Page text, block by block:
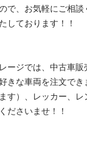
で、お気軽にご相
しております！！
ージでは、中古車
きな車両を注文で
す）、レッカー、